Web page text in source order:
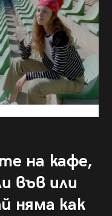
на кафе,
във или
няма как